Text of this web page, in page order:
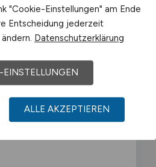
von LKW und
an der Rampe
Ware nach Tour
bereitstellen
mit
"Cookie-Einstellungen" am Ende
Entscheidung jederzeit
Datenschutzerklärung
EINSTELLUNGEN
ALLE AKZEPTIEREN